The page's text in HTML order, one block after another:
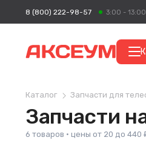
8 (800) 222-98-57 3:00 - 13:00
Каталог Запчасти для
Запчасти
6 товаров · цены от 20 до 440